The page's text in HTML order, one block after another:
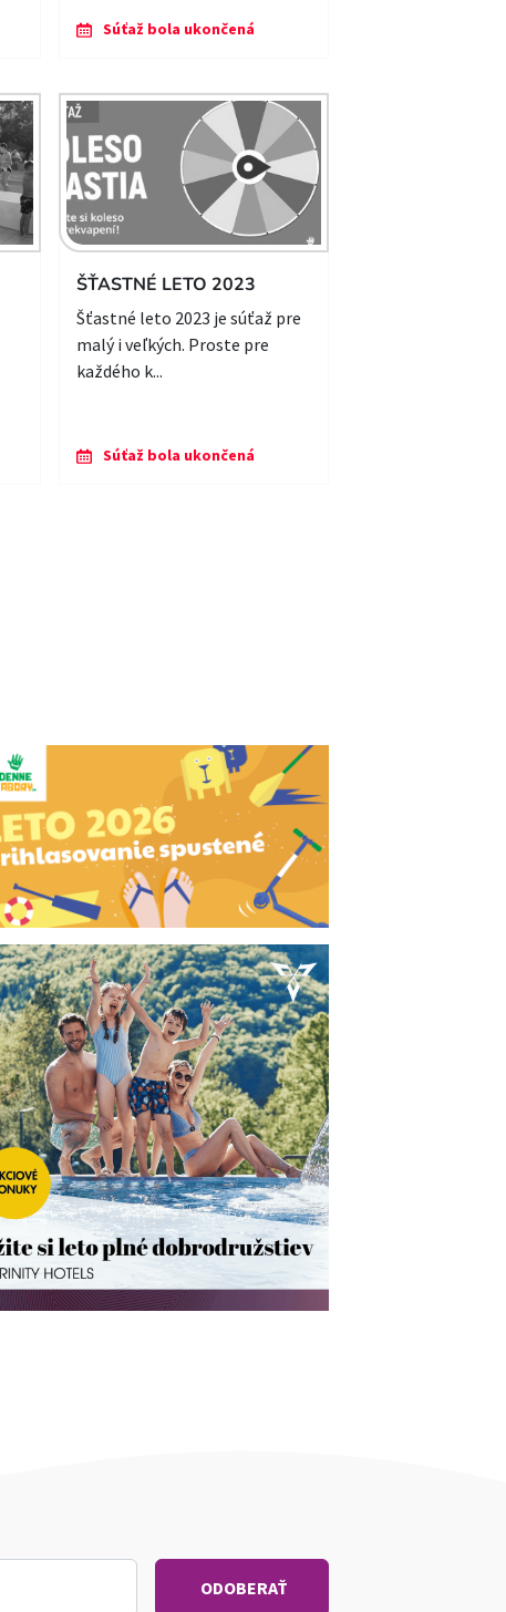
Súťaž bola ukončená
ŠŤASTNÉ LETO 2023
Šťastné leto 2023 je súťaž pre
malý i veľkých. Proste pre
každého k...
Súťaž bola ukončená